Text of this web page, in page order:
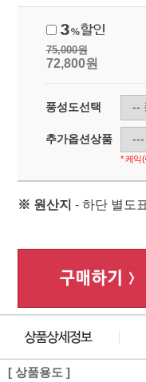
75,000원
72,800원
풍성도선택
추가옵션상품
* 케익
※ 원산지 - 하단 별도
[ 상품용도 ]